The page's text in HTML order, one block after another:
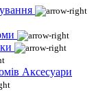
Аксесуари